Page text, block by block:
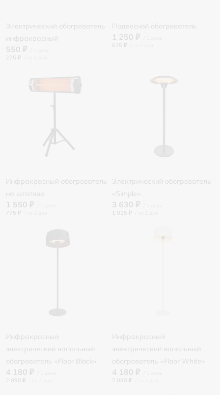
Электрический обогреватель
инфракрасный
550 ₽
275 ₽
Подвесной обогреватель
1 250 ₽
625 ₽
Инфракрасный обогреватель
на штативе
1 550 ₽
775 ₽
Электрический обогреватель
«Simple»
3 630 ₽
1 815 ₽
Инфракрасный
электрический напольный
обогреватель «Floor Black»
4 180 ₽
2 090 ₽
Инфракрасный
электрический напольный
обогреватель «Floor White»
4 180 ₽
2 090 ₽